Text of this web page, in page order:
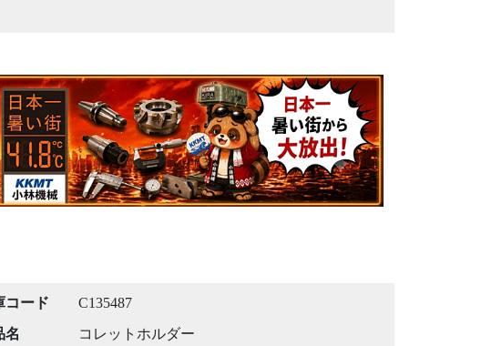
コード
C135487
名
コレットホルダー